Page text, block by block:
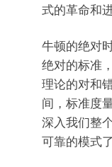
式的革命和
牛顿的绝对
绝对的标准
理论的对和
间，标准度
深入我们整
可靠的模式了